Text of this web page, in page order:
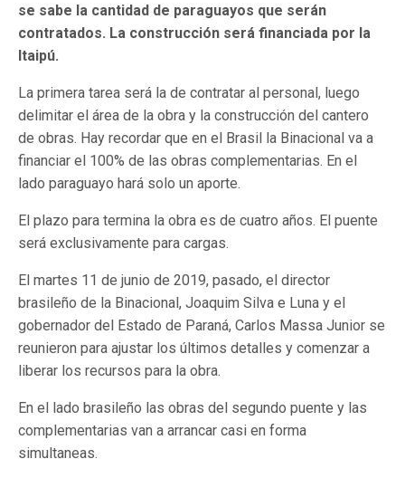
se sabe la cantidad de paraguayos que serán
contratados. La construcción será financiada por la
Itaipú.
La primera tarea será la de contratar al personal, luego
delimitar el área de la obra y la construcción del cantero
de obras. Hay recordar que en el Brasil la Binacional va a
financiar el 100% de las obras complementarias. En el
lado paraguayo hará solo un aporte.
El plazo para termina la obra es de cuatro años. El puente
será exclusivamente para cargas.
El martes 11 de junio de 2019, pasado, el director
brasileño de la Binacional, Joaquim Silva e Luna y el
gobernador del Estado de Paraná, Carlos Massa Junior se
reunieron para ajustar los últimos detalles y comenzar a
liberar los recursos para la obra.
En el lado brasileño las obras del segundo puente y las
complementarias van a arrancar casi en forma
simultaneas.